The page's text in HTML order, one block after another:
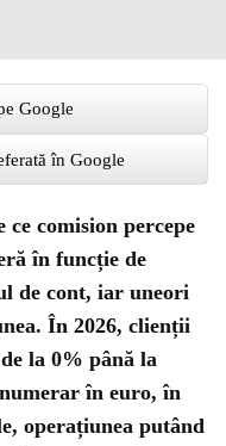
Google
în Google
ce comision percepe
în funcție de
de cont, iar uneori
În 2026, clienții
la 0% până la
în euro, în
operațiunea putând